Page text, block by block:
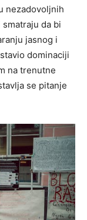
nezadovoljnih
da bi
jasnog i
dominaciji
na trenutne
se pitanje